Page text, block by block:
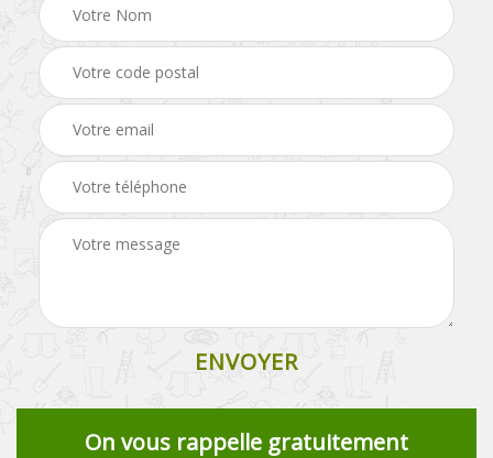
On vous rappelle gratuitement